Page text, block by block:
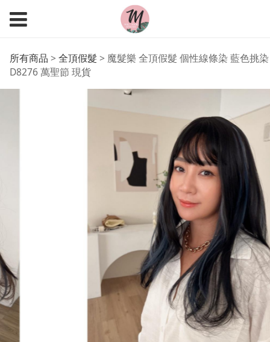
魔髮樂 全頂假髮 個性線
條染 藍色挑染 D8276
萬聖節 現貨
所有商品 > 全頂假髮 > 魔髮樂 全頂假髮 個性線條染 藍色挑染
D8276 萬聖節 現貨